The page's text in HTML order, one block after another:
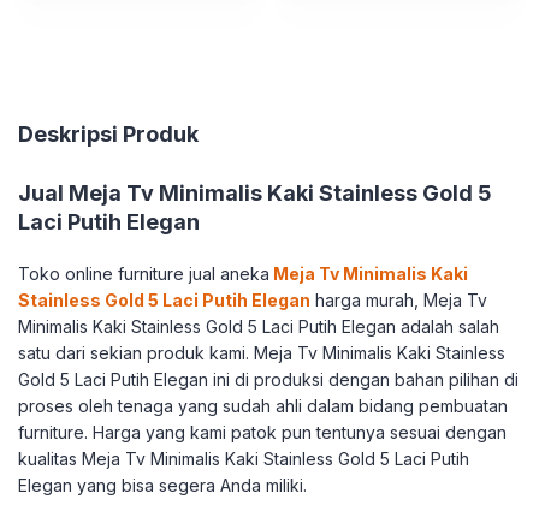
Deskripsi Produk
Jual Meja Tv Minimalis Kaki Stainless Gold 5
Laci Putih Elegan
Toko online furniture jual aneka Meja Tv Minimalis Kaki
Stainless Gold 5 Laci Putih Elegan harga murah, Meja Tv
Minimalis Kaki Stainless Gold 5 Laci Putih Elegan adalah salah
satu dari sekian produk kami. Meja Tv Minimalis Kaki Stainless
Gold 5 Laci Putih Elegan ini di produksi dengan bahan pilihan di
proses oleh tenaga yang sudah ahli dalam bidang pembuatan
furniture. Harga yang kami patok pun tentunya sesuai dengan
kualitas Meja Tv Minimalis Kaki Stainless Gold 5 Laci Putih
Elegan yang bisa segera Anda miliki.